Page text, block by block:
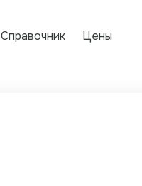
Справочник Цены